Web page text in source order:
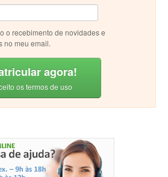
o recebimento de novidades e
no meu email.
agora!
os termos de uso